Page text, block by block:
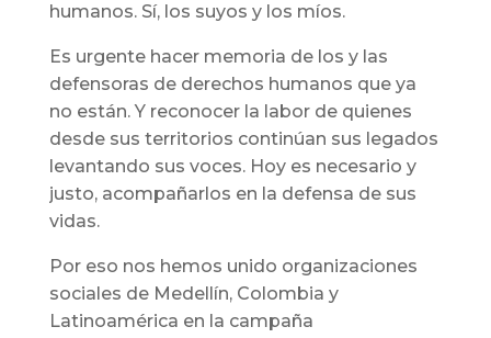
humanos. Sí, los suyos y los míos.
Es urgente hacer memoria de los y las
defensoras de derechos humanos que ya
no están. Y reconocer la labor de quienes
desde sus territorios continúan sus legados
levantando sus voces. Hoy es necesario y
justo, acompañarlos en la defensa de sus
vidas.
Por eso nos hemos unido organizaciones
sociales de Medellín, Colombia y
Latinoamérica en la campaña